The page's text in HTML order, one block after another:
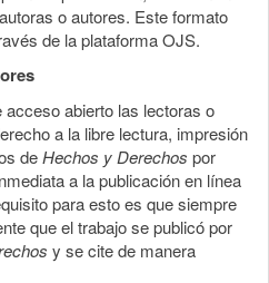
o autores. Este formato
de la plataforma OJS.
abierto las lectoras o
a la libre lectura, impresión
deHechos y Derechos por
a la publicación en línea
para esto es que siempre
que el trabajo se publicó por
y se cite de manera